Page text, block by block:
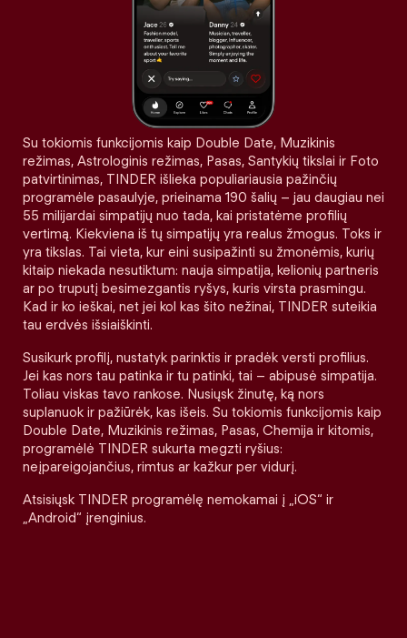
Su tokiomis funkcijomis kaip Double Date, Muzikinis
režimas, Astrologinis režimas, Pasas, Santykių tikslai ir Foto
patvirtinimas, TINDER išlieka populiariausia pažinčių
programėle pasaulyje, prieinama 190 šalių – jau daugiau nei
55 milijardai simpatijų nuo tada, kai pristatėme profilių
vertimą. Kiekviena iš tų simpatijų yra realus žmogus. Toks ir
yra tikslas. Tai vieta, kur eini susipažinti su žmonėmis, kurių
kitaip niekada nesutiktum: nauja simpatija, kelionių partneris
ar po truputį besimezgantis ryšys, kuris virsta prasmingu.
Kad ir ko ieškai, net jei kol kas šito nežinai, TINDER suteikia
tau erdvės išsiaiškinti.
Susikurk profilį, nustatyk parinktis ir pradėk versti profilius.
Jei kas nors tau patinka ir tu patinki, tai – abipusė simpatija.
Toliau viskas tavo rankose. Nusiųsk žinutę, ką nors
suplanuok ir pažiūrėk, kas išeis. Su tokiomis funkcijomis kaip
Double Date, Muzikinis režimas, Pasas, Chemija ir kitomis,
programėlė TINDER sukurta megzti ryšius:
neįpareigojančius, rimtus ar kažkur per vidurį.
Atsisiųsk TINDER programėlę nemokamai į „iOS“ ir
„Android“ įrenginius.